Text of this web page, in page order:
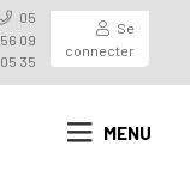
05
56 09
05 35
Se
connecter
MENU